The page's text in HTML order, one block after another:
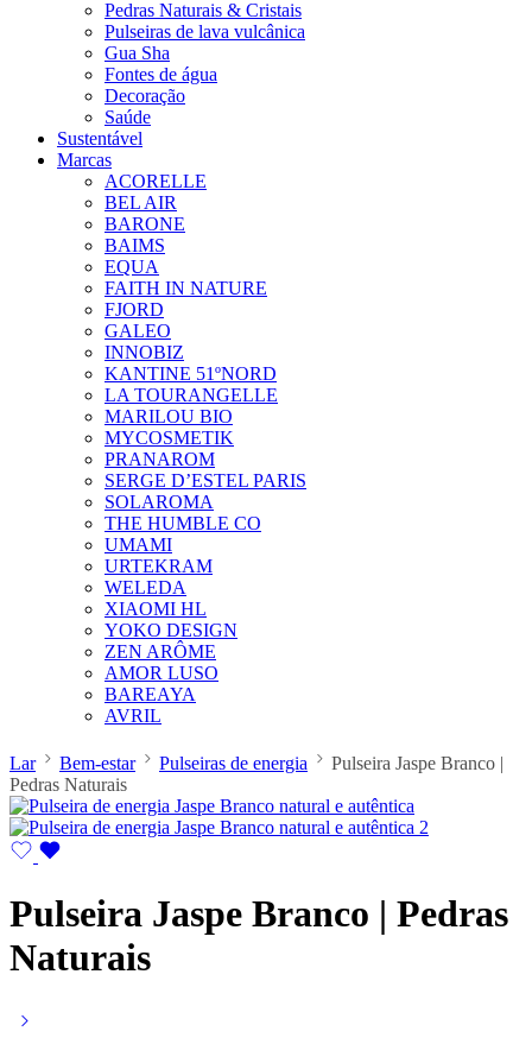
Pedras Naturais & Cristais
Pulseiras de lava vulcânica
Gua Sha
Fontes de água
Decoração
Saúde
Sustentável
Marcas
ACORELLE
BEL AIR
BARONE
BAIMS
EQUA
FAITH IN NATURE
FJORD
GALEO
INNOBIZ
KANTINE 51ºNORD
LA TOURANGELLE
MARILOU BIO
MYCOSMETIK
PRANAROM
SERGE D’ESTEL PARIS
SOLAROMA
THE HUMBLE CO
UMAMI
URTEKRAM
WELEDA
XIAOMI HL
YOKO DESIGN
ZEN ARÔME
AMOR LUSO
BAREAYA
AVRIL
Lar Bem-estar Pulseiras de energia
Pulseira Jaspe Branco |
Pedras Naturais
Pulseira Jaspe Branco | Pedras
Naturais